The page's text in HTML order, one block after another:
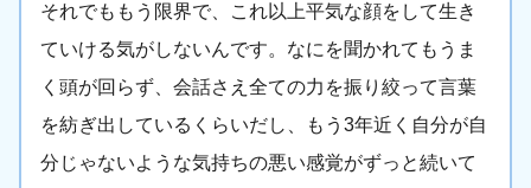
それでももう限界で、これ以上平気な顔をして生き
ていける気がしないんです。なにを聞かれてもうま
く頭が回らず、会話さえ全ての力を振り絞って言葉
を紡ぎ出しているくらいだし、もう3年近く自分が自
分じゃないような気持ちの悪い感覚がずっと続いて